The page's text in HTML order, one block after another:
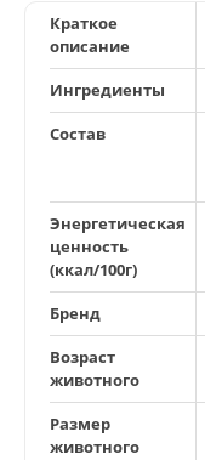
Краткое
описание
Ингредиенты
Состав
Энергетическая
ценность
(ккал/100г)
Бренд
Возраст
животного
Размер
животного